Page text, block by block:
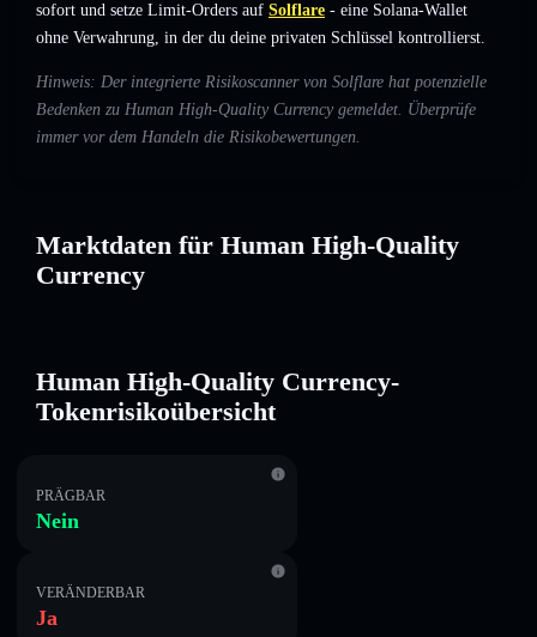
sofort und setze Limit-Orders auf Solflare - eine Solana-Wallet
ohne Verwahrung, in der du deine privaten Schlüssel kontrollierst.
Hinweis: Der integrierte Risikoscanner von Solflare hat potenzielle
Bedenken zu Human High-Quality Currency gemeldet. Überprüfe
immer vor dem Handeln die Risikobewertungen.
Marktdaten für Human High-Quality
Currency
Human High-Quality Currency-
Tokenrisikoübersicht
PRÄGBAR
Nein
VERÄNDERBAR
Ja